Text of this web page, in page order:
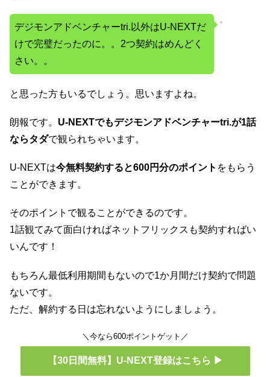
デジモンアドベンチャーtri.以外はU-NEXTだ
けで完璧だったのに。。2つ契約はめんどく
さい。。
と思った方もいるでしょう。思いますよね。
朗報です。 U-NEXTでもデジモンアドベンチャーtri.が1話
ならタダで観られちゃいます。
U-NEXTは今無料契約すると600円分のポイント をもらう
ことができます。
そのポイントで観ることができるのです。
1話観てみて面白ければネットフリックスも契約すればい
いんです！
もちろん最低利用期間もないので1か月間だけ契約で問題
ないです。
ただ、解約する日は忘れないようにしましょう。
＼今なら600ポイントゲット／
【30日間無料】U-NEXT登録はこちら ▶